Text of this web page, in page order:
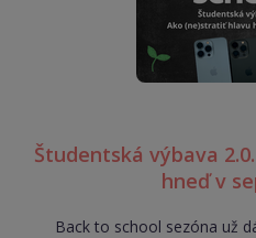
Študentská výbava
hneď v
Back to school sezóna už